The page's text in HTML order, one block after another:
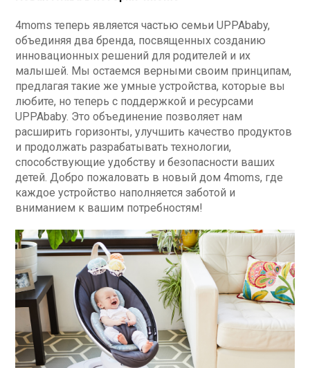
4moms теперь является частью семьи UPPAbaby,
объединяя два бренда, посвященных созданию
инновационных решений для родителей и их
малышей. Мы остаемся верными своим принципам,
предлагая такие же умные устройства, которые вы
любите, но теперь с поддержкой и ресурсами
UPPAbaby. Это объединение позволяет нам
расширить горизонты, улучшить качество продуктов
и продолжать разрабатывать технологии,
способствующие удобству и безопасности ваших
детей. Добро пожаловать в новый дом 4moms, где
каждое устройство наполняется заботой и
вниманием к вашим потребностям!